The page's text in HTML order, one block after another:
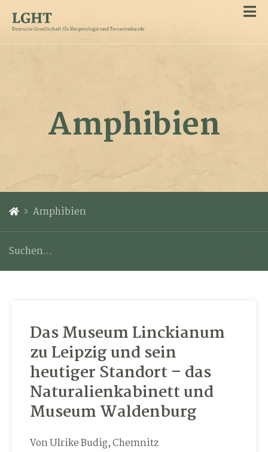
Amphibien
Amphibien
Das Museum Linckianum
zu Leipzig und sein
heutiger Standort – das
Naturalienkabinett und
Museum Waldenburg
Von Ulrike Budig, Chemnitz